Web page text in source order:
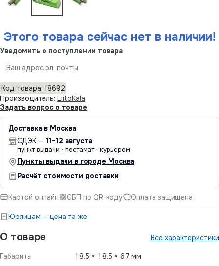
О товаре Все характеристики
Габариты 18.5 × 18.5 × 67 мм
Этого товара сейчас нет в наличии!
Уведомить о поступлении товара
Код товара: 18692
Производитель: LiitoKala
Задать вопрос о товаре
Доставка в Москва
СДЭК — 11–12 августа
пункт выдачи · постамат · курьером
Пункты выдачи в городе Москва
Расчёт стоимости доставки
Картой онлайн СБП по QR-коду Оплата защищена
Юрлицам — цена та же